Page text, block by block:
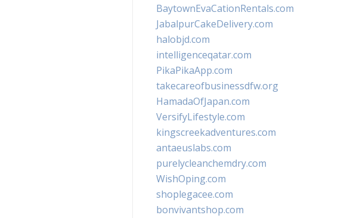
BaytownEvaCationRentals.com
JabalpurCakeDelivery.com
halobjd.com
intelligenceqatar.com
PikaPikaApp.com
takecareofbusinessdfw.org
HamadaOfJapan.com
VersifyLifestyle.com
kingscreekadventures.com
antaeuslabs.com
purelycleanchemdry.com
WishOping.com
shoplegacee.com
bonvivantshop.com